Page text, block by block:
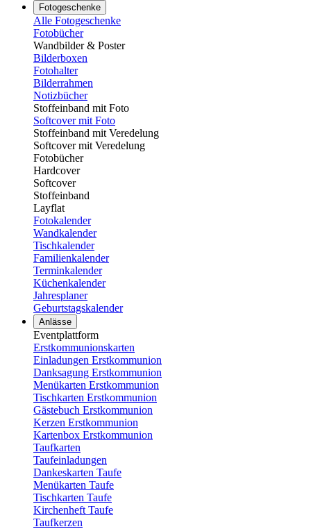
Fotogeschenke
Alle Fotogeschenke
Fotobücher
Wandbilder & Poster
Bilderboxen
Fotohalter
Bilderrahmen
Notizbücher
Stoffeinband mit Foto
Softcover mit Foto
Stoffeinband mit Veredelung
Softcover mit Veredelung
Fotobücher
Hardcover
Softcover
Stoffeinband
Layflat
Fotokalender
Wandkalender
Tischkalender
Familienkalender
Terminkalender
Küchenkalender
Jahresplaner
Geburtstagskalender
Anlässe
Eventplattform
Erstkommunionskarten
Einladungen Erstkommunion
Danksagung Erstkommunion
Menükarten Erstkommunion
Tischkarten Erstkommunion
Gästebuch Erstkommunion
Kerzen Erstkommunion
Kartenbox Erstkommunion
Taufkarten
Taufeinladungen
Dankeskarten Taufe
Menükarten Taufe
Tischkarten Taufe
Kirchenheft Taufe
Taufkerzen